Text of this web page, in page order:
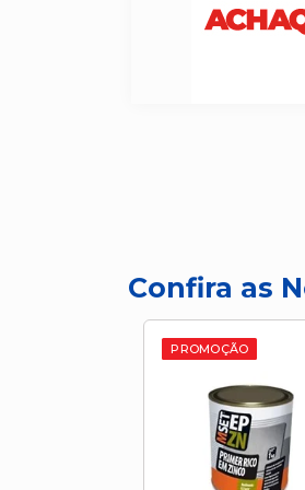
Confira as
PROMOÇÃO